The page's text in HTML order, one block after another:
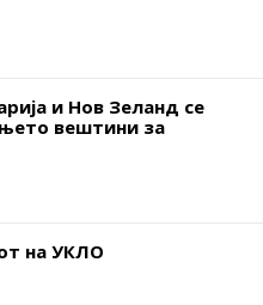
и Нов Зеланд се
вештини за
на УКЛО